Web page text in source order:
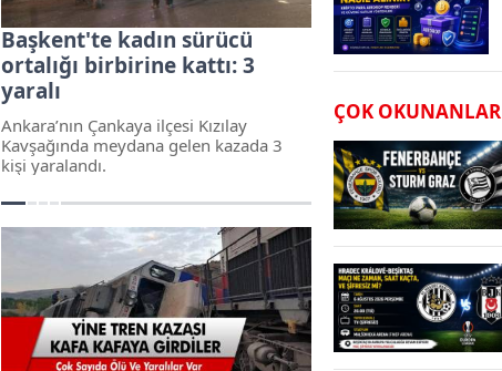
Başkent'te kadın sürücü
ortalığı birbirine kattı: 3
yaralı
Ankara’nın Çankaya ilçesi Kızılay
Kavşağında meydana gelen kazada 3
kişi yaralandı.
ÇOK OKUNANLAR